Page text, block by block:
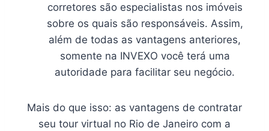
corretores são especialistas nos imóveis
sobre os quais são responsáveis. Assim,
além de todas as vantagens anteriores,
somente na INVEXO você terá uma
autoridade para facilitar seu negócio.
Mais do que isso: as vantagens de contratar
seu tour virtual no Rio de Janeiro com a